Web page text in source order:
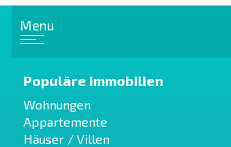
Menu
Populäre Immobilien
Wohnungen
Appartemente
Häuser / Villen